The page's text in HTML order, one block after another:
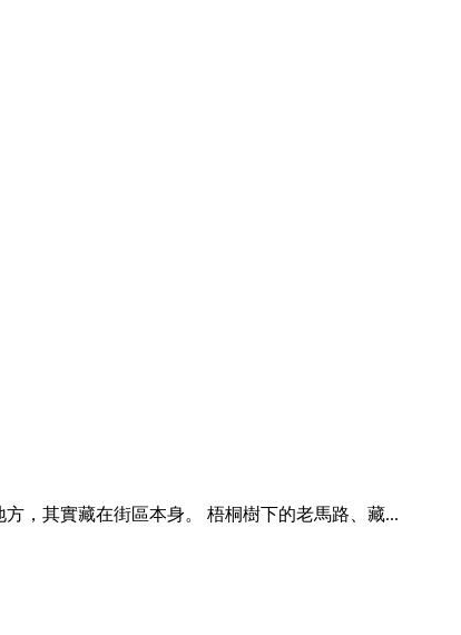
，其實藏在街區本身。 梧桐樹下的老馬路、藏...